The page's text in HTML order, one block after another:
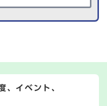
、イベント、